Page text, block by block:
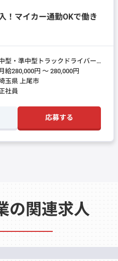
！マイカー通勤OKで働き
型・準中型トラックドライバー
～)
給280,000円 〜 280,000円
玉県 上尾市
社員
応募する
の関連求人